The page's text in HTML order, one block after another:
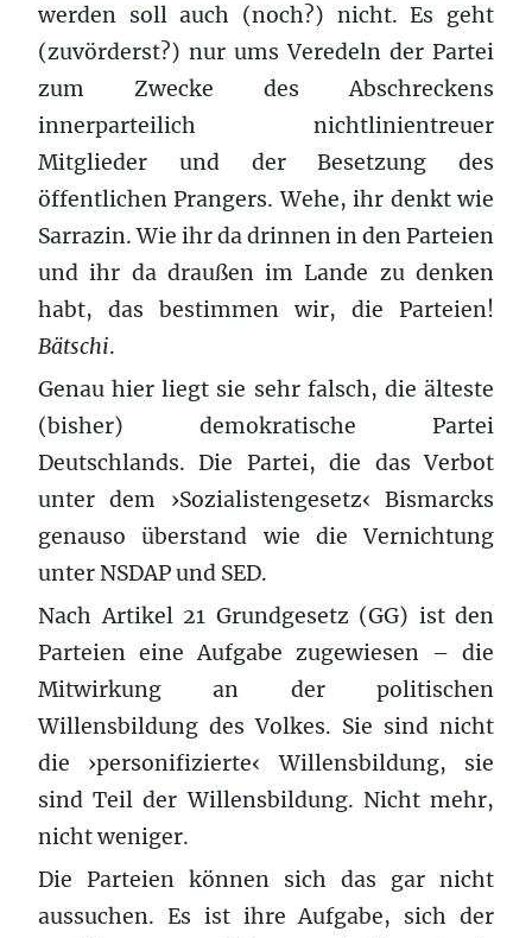
werden soll auch (noch?) nicht. Es geht
(zuvörderst?) nur ums Veredeln der Partei
zum Zwecke des Abschreckens
innerparteilich nichtlinientreuer
Mitglieder und der Besetzung des
öffentlichen Prangers. Wehe, ihr denkt wie
Sarrazin. Wie ihr da drinnen in den Parteien
und ihr da draußen im Lande zu denken
habt, das bestimmen wir, die Parteien!
Bätschi.
Genau hier liegt sie sehr falsch, die älteste
(bisher) demokratische Partei
Deutschlands. Die Partei, die das Verbot
unter dem ›Sozialistengesetz‹ Bismarcks
genauso überstand wie die Vernichtung
unter NSDAP und SED.
Nach Artikel 21 Grundgesetz (GG) ist den
Parteien eine Aufgabe zugewiesen – die
Mitwirkung an der politischen
Willensbildung des Volkes. Sie sind nicht
die ›personifizierte‹ Willensbildung, sie
sind Teil der Willensbildung. Nicht mehr,
nicht weniger.
Die Parteien können sich das gar nicht
aussuchen. Es ist ihre Aufgabe, sich der